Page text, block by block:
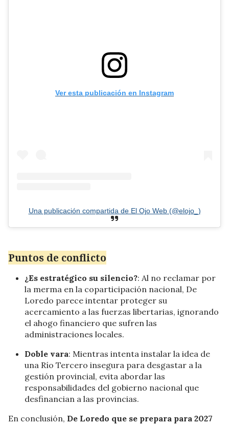
Ver esta publicación en Instagram
Una publicación compartida de El Ojo Web (@elojo_)
Puntos de conflicto
¿Es estratégico su silencio?: Al no reclamar por
la merma en la coparticipación nacional, De
Loredo parece intentar proteger su
acercamiento a las fuerzas libertarias, ignorando
el ahogo financiero que sufren las
administraciones locales.
Doble vara: Mientras intenta instalar la idea de
una Río Tercero insegura para desgastar a la
gestión provincial, evita abordar las
responsabilidades del gobierno nacional que
desfinancian a las provincias.
En conclusión, De Loredo que se prepara para 2027